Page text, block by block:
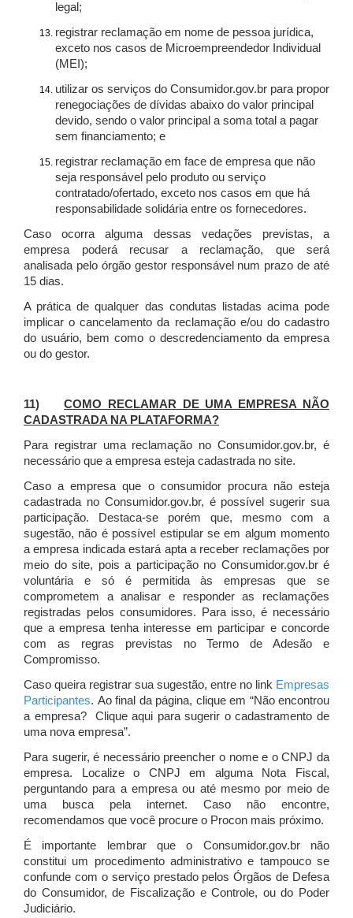
legal;
registrar reclamação em nome de pessoa jurídica,
exceto nos casos de Microempreendedor Individual
(MEI);
utilizar os serviços do Consumidor.gov.br para propor
renegociações de dívidas abaixo do valor principal
devido, sendo o valor principal a soma total a pagar
sem financiamento; e
registrar reclamação em face de empresa que não
seja responsável pelo produto ou serviço
contratado/ofertado, exceto nos casos em que há
responsabilidade solidária entre os fornecedores.
Caso ocorra alguma dessas vedações previstas, a
empresa poderá recusar a reclamação, que será
analisada pelo órgão gestor responsável num prazo de até
15 dias.
A prática de qualquer das condutas listadas acima pode
implicar o cancelamento da reclamação e/ou do cadastro
do usuário, bem como o descredenciamento da empresa
ou do gestor.
11)COMO RECLAMAR DE UMA EMPRESA NÃO
CADASTRADA NA PLATAFORMA?
Para registrar uma reclamação no Consumidor.gov.br, é
necessário que a empresa esteja cadastrada no site.
Caso a empresa que o consumidor procura não esteja
cadastrada no Consumidor.gov.br, é possível sugerir sua
participação. Destaca-se porém que, mesmo com a
sugestão, não é possível estipular se em algum momento
a empresa indicada estará apta a receber reclamações por
meio do site, pois a participação no Consumidor.gov.br é
voluntária e só é permitida às empresas que se
comprometem a analisar e responder as reclamações
registradas pelos consumidores. Para isso, é necessário
que a empresa tenha interesse em participar e concorde
com as regras previstas no Termo de Adesão e
Compromisso.
Caso queira registrar sua sugestão, entre no link Empresas
Participantes. Ao final da página, clique em “Não encontrou
a empresa? Clique aqui para sugerir o cadastramento de
uma nova empresa”.
Para sugerir, é necessário preencher o nome e o CNPJ da
empresa. Localize o CNPJ em alguma Nota Fiscal,
perguntando para a empresa ou até mesmo por meio de
uma busca pela internet. Caso não encontre,
recomendamos que você procure o Procon mais próximo.
É importante lembrar que o Consumidor.gov.br não
constitui um procedimento administrativo e tampouco se
confunde com o serviço prestado pelos Órgãos de Defesa
do Consumidor, de Fiscalização e Controle, ou do Poder
Judiciário.